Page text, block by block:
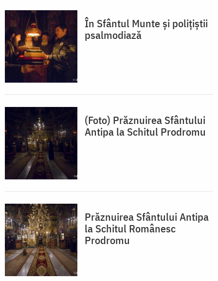
În Sfântul Munte şi poliţiştii
psalmodiază
(Foto) Prăznuirea Sfântului
Antipa la Schitul Prodromu
Prăznuirea Sfântului Antipa
la Schitul Românesc
Prodromu